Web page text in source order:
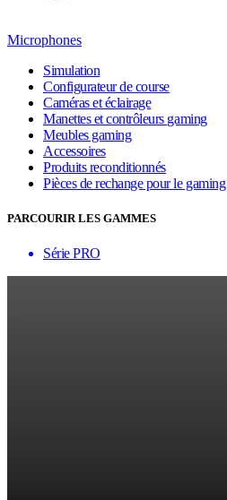
Microphones
Simulation
Configurateur de course
Caméras et éclairage
Manettes et contrôleurs gaming
Meubles gaming
Accessoires
Produits reconditionnés
Pièces de rechange pour le gaming
PARCOURIR LES GAMMES
Série PRO